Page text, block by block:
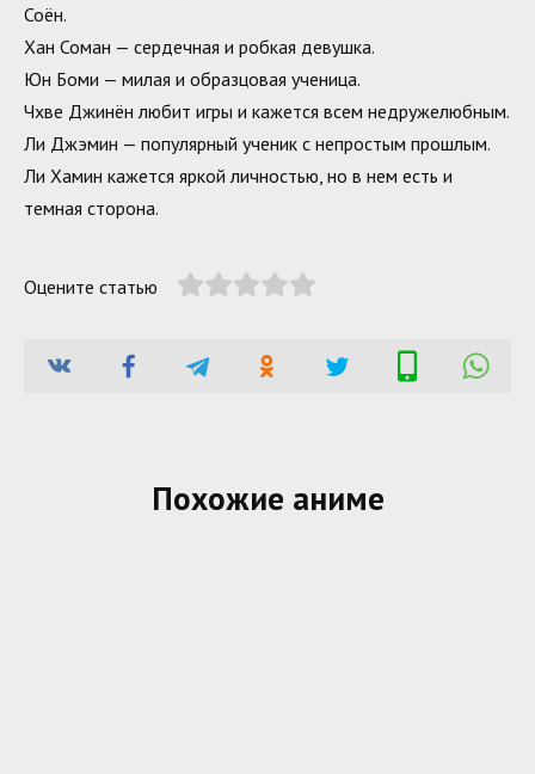
Соён.
Хан Соман — сердечная и робкая девушка.
Юн Боми — милая и образцовая ученица.
Чхве Джинён любит игры и кажется всем недружелюбным.
Ли Джэмин — популярный ученик с непростым прошлым.
Ли Хамин кажется яркой личностью, но в нем есть и
темная сторона.
Оцените статью
Похожие аниме